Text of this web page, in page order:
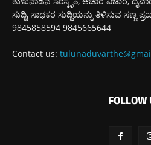
ಸುದ್ದಿ, ಸಾಧಕರ ಸುದ್ದಿಯನ್ನು ತಿಳಿಸುವ ಸಣ್ಣ
9845858594 9845665644
Contact us:
FOLLOW